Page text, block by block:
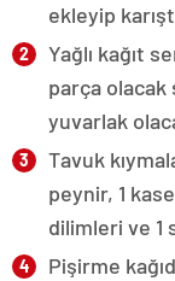
ekleyip
Yağlı kağıt
parça
yuvarlak
Tavuk
peynir, 1
dilimleri ve 1
Pişirme